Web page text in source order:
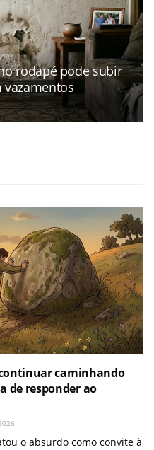
rodapé pode subir
caminhando
de responder ao
o absurdo como convite à